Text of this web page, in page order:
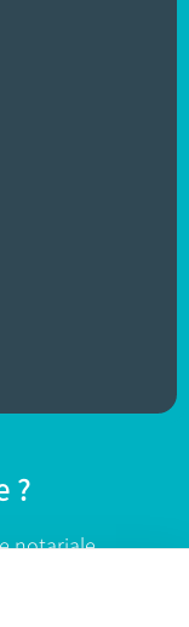
?
notariale